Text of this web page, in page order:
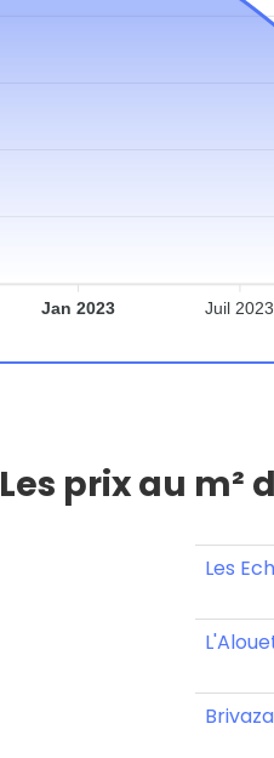
Jan 2023 Juil 2023
Les prix au m²
Les